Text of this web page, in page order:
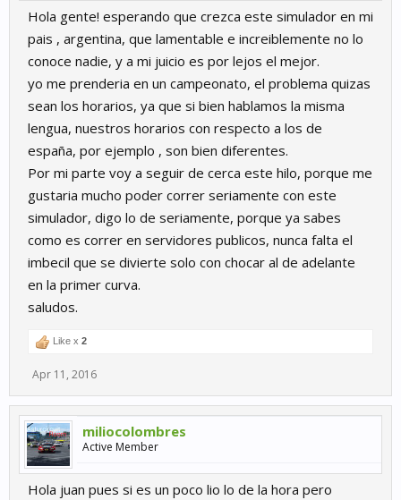
Hola gente! esperando que crezca este simulador en mi
pais , argentina, que lamentable e increiblemente no lo
conoce nadie, y a mi juicio es por lejos el mejor.
yo me prenderia en un campeonato, el problema quizas
sean los horarios, ya que si bien hablamos la misma
lengua, nuestros horarios con respecto a los de
españa, por ejemplo , son bien diferentes.
Por mi parte voy a seguir de cerca este hilo, porque me
gustaria mucho poder correr seriamente con este
simulador, digo lo de seriamente, porque ya sabes
como es correr en servidores publicos, nunca falta el
imbecil que se divierte solo con chocar al de adelante
en la primer curva.
saludos.
Like x 2
Apr 11, 2016
miliocolombres
Active Member
Hola juan pues si es un poco lio lo de la hora pero